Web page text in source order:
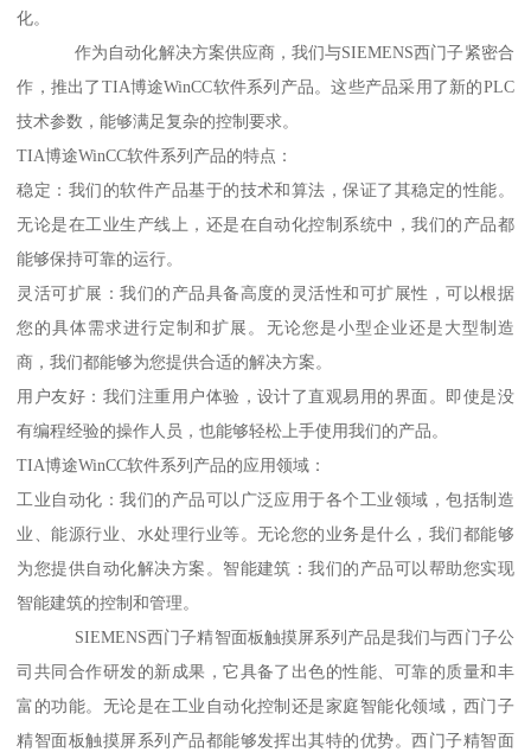
化。
作为自动化解决方案供应商，我们与SIEMENS西门子紧密合
作，推出了TIA博途WinCC软件系列产品。这些产品采用了新的PLC
技术参数，能够满足复杂的控制要求。
TIA博途WinCC软件系列产品的特点：
稳定：我们的软件产品基于的技术和算法，保证了其稳定的性能。
无论是在工业生产线上，还是在自动化控制系统中，我们的产品都
能够保持可靠的运行。
灵活可扩展：我们的产品具备高度的灵活性和可扩展性，可以根据
您的具体需求进行定制和扩展。无论您是小型企业还是大型制造
商，我们都能够为您提供合适的解决方案。
用户友好：我们注重用户体验，设计了直观易用的界面。即使是没
有编程经验的操作人员，也能够轻松上手使用我们的产品。
TIA博途WinCC软件系列产品的应用领域：
工业自动化：我们的产品可以广泛应用于各个工业领域，包括制造
业、能源行业、水处理行业等。无论您的业务是什么，我们都能够
为您提供自动化解决方案。智能建筑：我们的产品可以帮助您实现
智能建筑的控制和管理。
SIEMENS西门子精智面板触摸屏系列产品是我们与西门子公
司共同合作研发的新成果，它具备了出色的性能、可靠的质量和丰
富的功能。无论是在工业自动化控制还是家庭智能化领域，西门子
精智面板触摸屏系列产品都能够发挥出其特的优势。西门子精智面